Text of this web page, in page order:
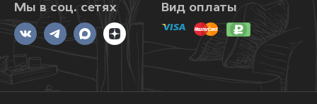
Мы в соц. сетях Вид оплаты